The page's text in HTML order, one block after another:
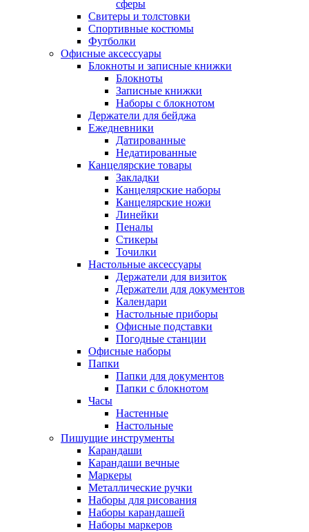
сферы
Свитеры и толстовки
Спортивные костюмы
Футболки
Офисные аксессуары
Блокноты и записные книжки
Блокноты
Записные книжки
Наборы с блокнотом
Держатели для бейджа
Ежедневники
Датированные
Недатированные
Канцелярские товары
Закладки
Канцелярские наборы
Канцелярские ножи
Линейки
Пеналы
Стикеры
Точилки
Настольные аксессуары
Держатели для визиток
Держатели для документов
Календари
Настольные приборы
Офисные подставки
Погодные станции
Офисные наборы
Папки
Папки для документов
Папки с блокнотом
Часы
Настенные
Настольные
Пишущие инструменты
Карандаши
Карандаши вечные
Маркеры
Металлические ручки
Наборы для рисования
Наборы карандашей
Наборы маркеров